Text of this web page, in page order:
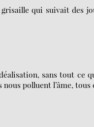
qui suivait des
sans tout ce
polluent l’âme, tous